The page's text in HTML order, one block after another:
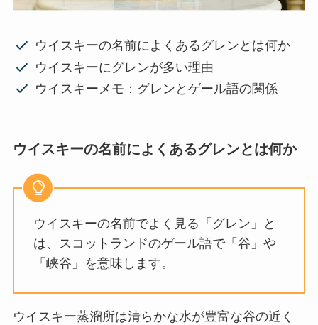
ウイスキーの名前によくあるグレンとは何か
ウイスキーにグレンが多い理由
ウイスキーメモ：グレンとゲール語の関係
ウイスキーの名前によくあるグレンとは何か
ウイスキーの名前でよく見る「グレン」と
は、スコットランドのゲール語で「谷」や
「峡谷」を意味します。
ウイスキー蒸溜所は清らかな水が豊富な谷の近く